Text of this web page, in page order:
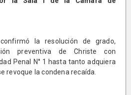
la resolución de grado,
preventiva de Christe con
Penal N° 1 hasta tanto adquiera
revoque la condena recaída.